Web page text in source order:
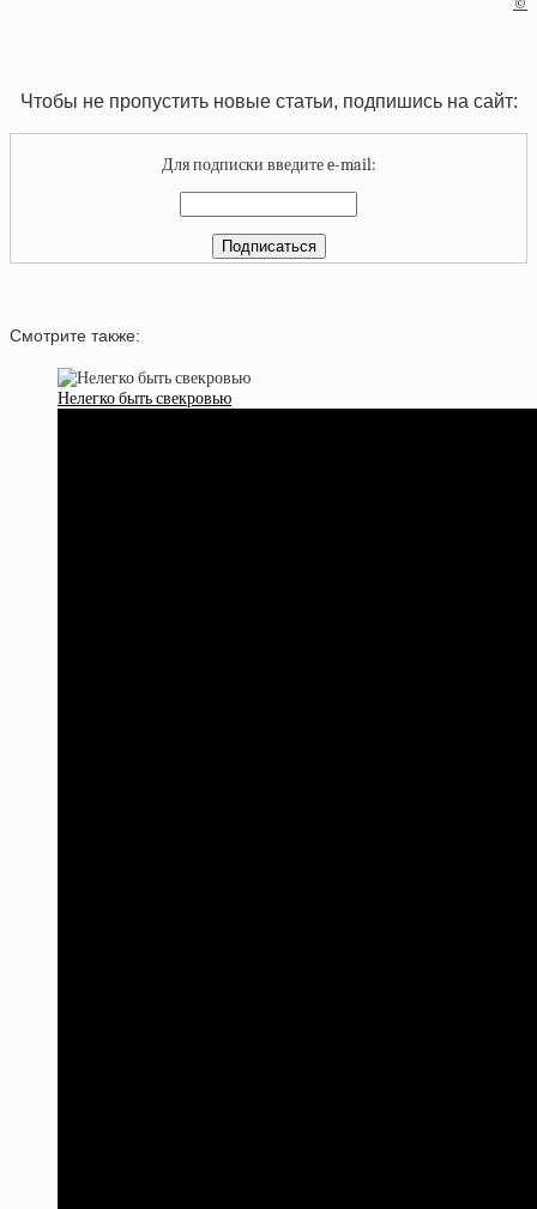
Чтобы не пропустить новые статьи, подпишись на сайт:
Для подписки введите e-mail:
Смотрите также:
Нелегко быть свекровью